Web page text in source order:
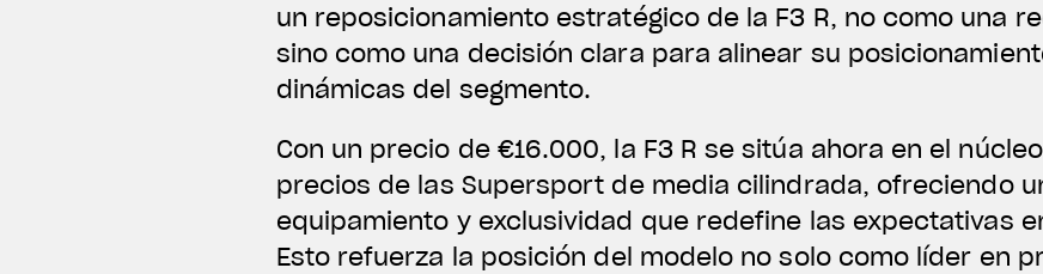
un reposicionamiento estratégico de la F3 R, no como una
sino como una decisión clara para alinear su
dinámicas del segmento.
Con un precio de €16.000, la F3 R se sitúa ahora en el
precios de las Supersport de media cilindrada, ofreciendo
equipamiento y exclusividad que redefine las expectativas
Esto refuerza la posición del modelo no solo como líder en